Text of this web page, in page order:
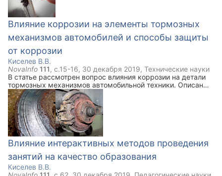
Влияние коррозии на элементы тормозных
механизмов автомобилей и способы защиты
от коррозии
Киселев В.В.
NovaInfo 111 , с.15-16, 30 декабря 2019, Технические науки
В статье рассмотрен вопрос влияния коррозии на детали
тормозных механизмов автомобильной техники. Описаны
основные способы защиты деталей от коррозии.
Влияние интерактивных методов проведения
занятий на качество образования
Киселев В.В.